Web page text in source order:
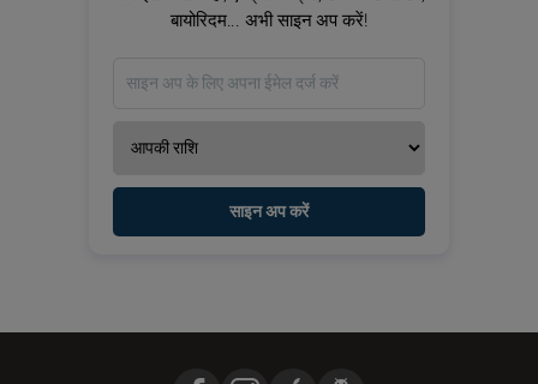
बायोरिदम... अभी साइन अप करें!
साइन अप करें